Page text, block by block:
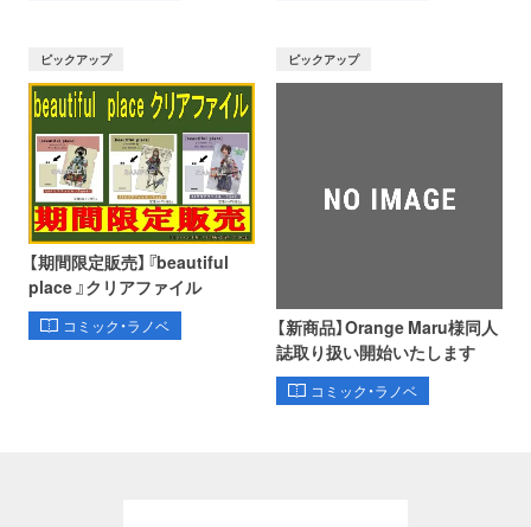
ピックアップ
【期間限定販売】『beautiful
place 』クリアファイル
コミック・ラノベ
ピックアップ
【新商品】Orange Maru様同人
誌取り扱い開始いたします
コミック・ラノベ